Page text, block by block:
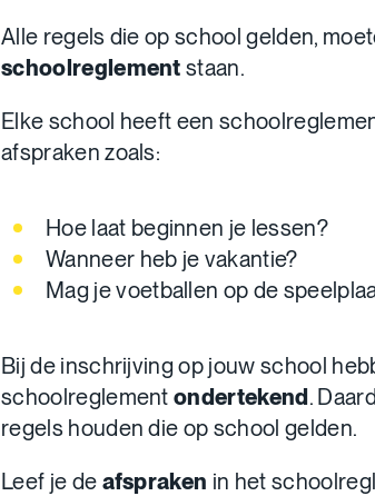
Alle regels die op school gelden,
schoolreglement staan.
Elke school heeft een
afspraken zoals:
Hoe laat beginnen je lessen?
Wanneer heb je vakantie?
Mag je voetballen op de
Bij de inschrijving op jouw school
schoolreglementondertekend.
regels houden die op school gelden.
Leef je de afspraken in het